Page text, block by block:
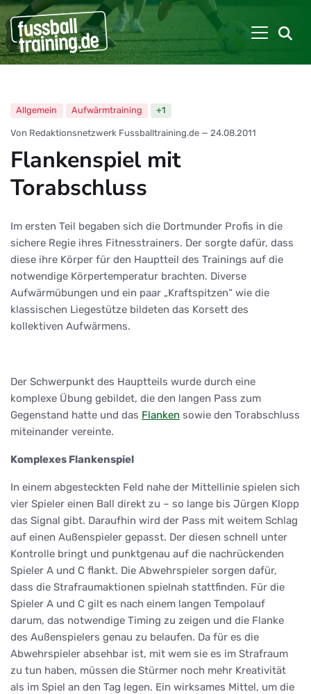
Allgemein Aufwärmtraining +1
Von Redaktionsnetzwerk Fussballtraining.de — 24.08.2011
Flankenspiel mit
Torabschluss
Im ersten Teil begaben sich die Dortmunder Profis in die
sichere Regie ihres Fitnesstrainers. Der sorgte dafür, dass
diese ihre Körper für den Hauptteil des Trainings auf die
notwendige Körpertemperatur brachten. Diverse
Aufwärmübungen und ein paar „Kraftspitzen“ wie die
klassischen Liegestütze bildeten das Korsett des
kollektiven Aufwärmens.
Der Schwerpunkt des Hauptteils wurde durch eine
komplexe Übung gebildet, die den langen Pass zum
Gegenstand hatte und das Flanken sowie den Torabschluss
miteinander vereinte.
Komplexes Flankenspiel
In einem abgesteckten Feld nahe der Mittellinie spielen sich
vier Spieler einen Ball direkt zu – so lange bis Jürgen Klopp
das Signal gibt. Daraufhin wird der Pass mit weitem Schlag
auf einen Außenspieler gepasst. Der diesen schnell unter
Kontrolle bringt und punktgenau auf die nachrückenden
Spieler A und C flankt. Die Abwehrspieler sorgen dafür,
dass die Strafraumaktionen spielnah stattfinden. Für die
Spieler A und C gilt es nach einem langen Tempolauf
darum, das notwendige Timing zu zeigen und die Flanke
des Außenspielers genau zu belaufen. Da für es die
Abwehrspieler absehbar ist, mit wem sie es im Strafraum
zu tun haben, müssen die Stürmer noch mehr Kreativität
als im Spiel an den Tag legen. Ein wirksames Mittel, um die